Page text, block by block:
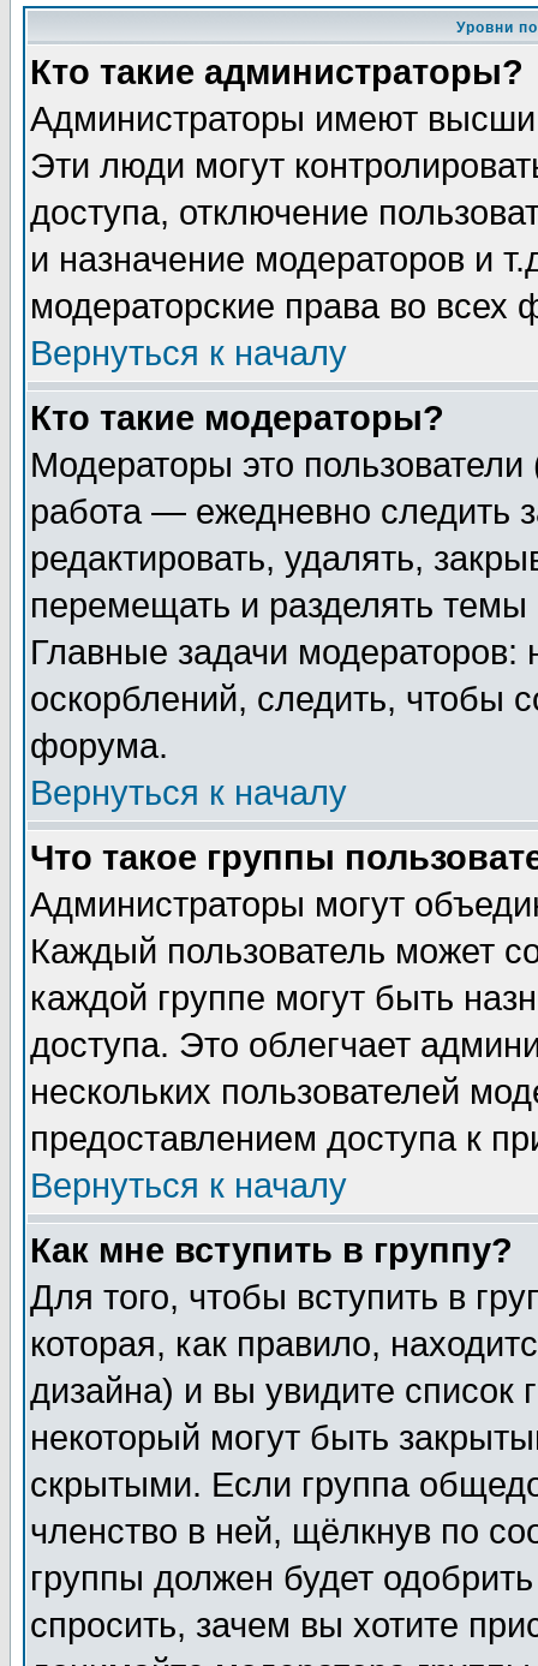
Уровни
Кто такие администраторы?
Администраторы имеют
Эти люди могут
доступа, отключение
и назначение модераторов и
модераторские права во всех
Вернуться к началу
Кто такие модераторы?
Модераторы это
работа — ежедневно следить
редактировать, удалять,
перемещать и разделять
Главные задачи
оскорблений, следить, чтобы
форума.
Вернуться к началу
Что такое группы
Администраторы могут
Каждый пользователь может
каждой группе могут быть
доступа. Это облегчает
нескольких пользователей
предоставлением доступа к
Вернуться к началу
Как мне вступить в группу?
Для того, чтобы вступить в
которая, как правило,
дизайна) и вы увидите список
некоторый могут быть
скрытыми. Если группа
членство в ней, щёлкнув по
группы должен будет
спросить, зачем вы хотите